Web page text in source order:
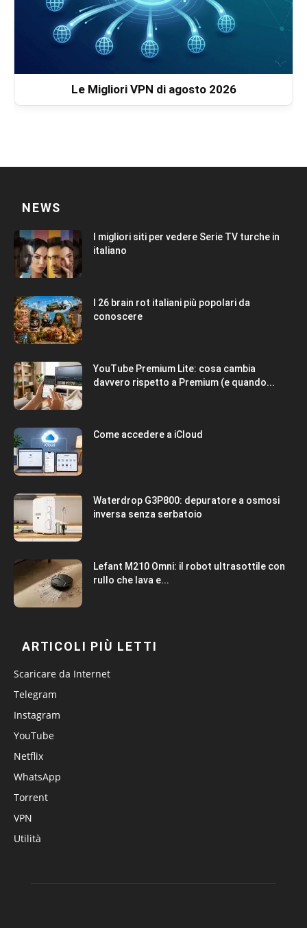
Le Migliori VPN di agosto 2026
NEWS
I migliori siti per vedere Serie TV turche in
italiano
I 26 brain rot italiani più popolari da
conoscere
YouTube Premium Lite: cosa cambia
davvero rispetto a Premium (e quando...
Come accedere a iCloud
Waterdrop G3P800: depuratore a osmosi
inversa senza serbatoio
Lefant M210 Omni: il robot ultrasottile con
rullo che lava e...
ARTICOLI PIÙ LETTI
Scaricare da Internet
Telegram
Instagram
YouTube
Netflix
WhatsApp
Torrent
VPN
Utilità